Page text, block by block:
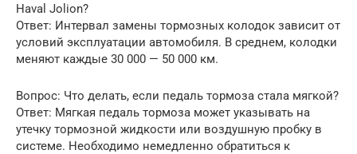
Haval Jolion?
Ответ: Интервал замены тормозных колодок зависит от
условий эксплуатации автомобиля. В среднем, колодки
меняют каждые 30 000 — 50 000 км.
Вопрос: Что делать, если педаль тормоза стала мягкой?
Ответ: Мягкая педаль тормоза может указывать на
утечку тормозной жидкости или воздушную пробку в
системе. Необходимо немедленно обратиться к